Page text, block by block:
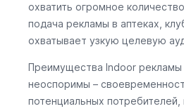
охватить огромное
подача рекламы в аптеках,
охватывает узкую целевую
Преимущества Indoor рекламы
неоспоримы –
потенциальных потребителей,